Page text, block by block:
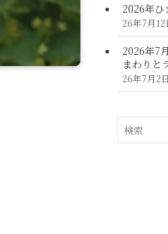
2026年ひ
26年7月12
2026年7
まわりと
26年7月2日